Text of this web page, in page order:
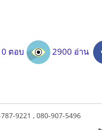
0 ตอบ 2900 อ่าน
9221 , 080-907-5496